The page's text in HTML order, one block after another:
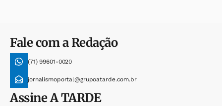
Fale com a Redação
(71) 99601-0020
jornalismoportal@grupoatarde.com.br
AssineA TARDE